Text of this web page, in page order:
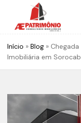
Início » Blog »
Imobiliária em